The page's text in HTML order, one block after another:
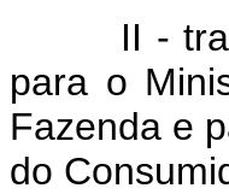
II -
para o
Fazenda e
do